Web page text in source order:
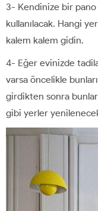
3- Kendinize bir
kullanılacak. Hangi
kalem kalem gidin.
4- Eğer evinizde
varsa öncelikle
girdikten sonra
gibi yerler